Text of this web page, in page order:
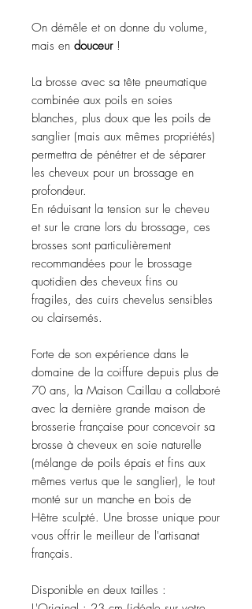
On démêle et on donne du volume,
mais en douceur !
La brosse avec sa tête pneumatique
combinée aux poils en soies
blanches, plus doux que les poils de
sanglier (mais aux mêmes propriétés)
permettra de pénétrer et de séparer
les cheveux pour un brossage en
profondeur.
En réduisant la tension sur le cheveu
et sur le crane lors du brossage, ces
brosses sont particulièrement
recommandées pour le brossage
quotidien des cheveux fins ou
fragiles, des cuirs chevelus sensibles
ou clairsemés.
Forte de son expérience dans le
domaine de la coiffure depuis plus de
70 ans, la Maison Caillau a collaboré
avec la dernière grande maison de
brosserie française pour concevoir sa
brosse à cheveux en soie naturelle
(mélange de poils épais et fins aux
mêmes vertus que le sanglier), le tout
monté sur un manche en bois de
Hêtre sculpté. Une brosse unique pour
vous offrir le meilleur de l'artisanat
français.
Disponible en deux tailles :